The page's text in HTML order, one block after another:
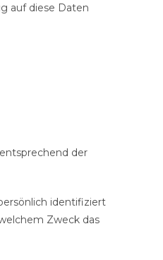
auf diese Daten
der
identifiziert
Zweck das